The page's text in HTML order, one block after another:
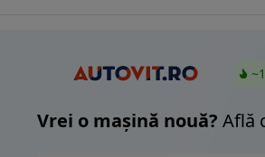
Vrei o mașină nouă? Află